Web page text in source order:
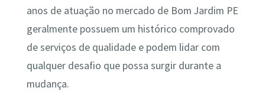
anos de atuação no mercado de Bom Jardim PE
geralmente possuem um histórico comprovado
de serviços de qualidade e podem lidar com
qualquer desafio que possa surgir durante a
mudança.